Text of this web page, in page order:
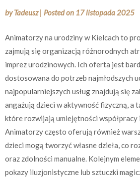
byTadeusz | Posted on 17 listopada 2025
Animatorzy na urodziny w Kielcach to
zajmują się organizacją różnorodnych
imprez urodzinowych. Ich oferta jest
dostosowana do potrzeb najmłodszych
najpopularniejszych usług znajdują się
angażują dzieci w aktywność fizyczną, a
które rozwijają umiejętności współpracy
Animatorzy często oferują również
dzieci mogą tworzyć własne dzieła, co
oraz zdolności manualne. Kolejnym
pokazy iluzjonistyczne lub sztuczki